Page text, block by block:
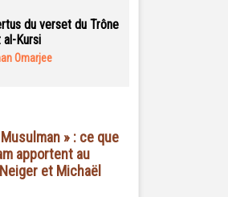
du verset du Trône
al-Kursi
Omarjee
» : ce que
apportent au
et Michaël